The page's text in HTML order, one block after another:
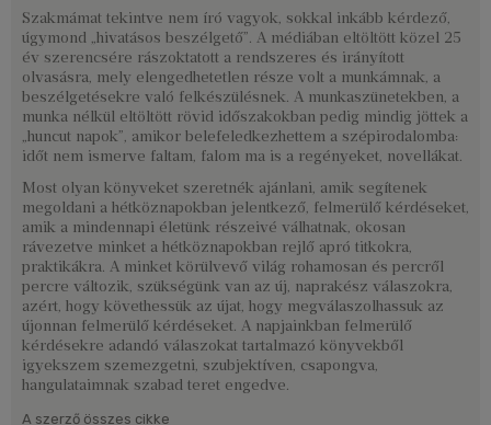
Szakmámat tekintve nem író vagyok, sokkal inkább kérdező,
úgymond „hivatásos beszélgető”. A médiában eltöltött közel 25
év szerencsére rászoktatott a rendszeres és irányított
olvasásra, mely elengedhetetlen része volt a munkámnak, a
beszélgetésekre való felkészülésnek. A munkaszünetekben, a
munka nélkül eltöltött rövid időszakokban pedig mindig jöttek a
„huncut napok”, amikor belefeledkezhettem a szépirodalomba:
időt nem ismerve faltam, falom ma is a regényeket, novellákat.
Most olyan könyveket szeretnék ajánlani, amik segítenek
megoldani a hétköznapokban jelentkező, felmerülő kérdéseket,
amik a mindennapi életünk részeivé válhatnak, okosan
rávezetve minket a hétköznapokban rejlő apró titkokra,
praktikákra. A minket körülvevő világ rohamosan és percről
percre változik, szükségünk van az új, naprakész válaszokra,
azért, hogy követhessük az újat, hogy megválaszolhassuk az
újonnan felmerülő kérdéseket. A napjainkban felmerülő
kérdésekre adandó válaszokat tartalmazó könyvekből
igyekszem szemezgetni, szubjektíven, csapongva,
hangulataimnak szabad teret engedve.
A szerző összes cikke